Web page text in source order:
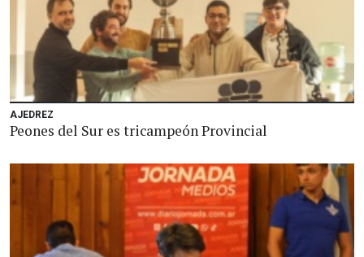
AJEDREZ
Peones del Sur es tricampeón Provincial